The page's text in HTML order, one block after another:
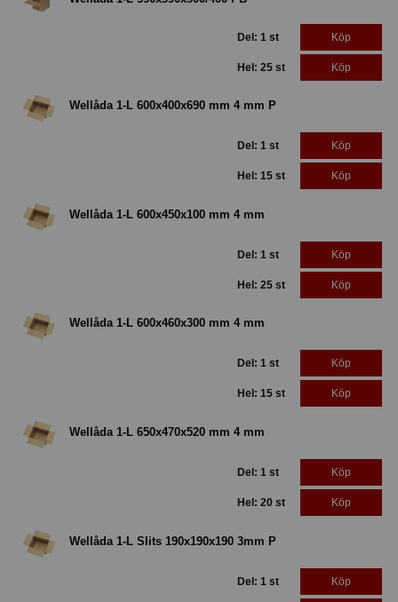
Del: 1 st Köp
Hel: 25 st Köp
Wellåda 1-L 600x400x690 mm 4 mm P
Del: 1 st Köp
Hel: 15 st Köp
Wellåda 1-L 600x450x100 mm 4 mm
Del: 1 st Köp
Hel: 25 st Köp
Wellåda 1-L 600x460x300 mm 4 mm
Del: 1 st Köp
Hel: 15 st Köp
Wellåda 1-L 650x470x520 mm 4 mm
Del: 1 st Köp
Hel: 20 st Köp
Wellåda 1-L Slits 190x190x190 3mm P
Del: 1 st Köp